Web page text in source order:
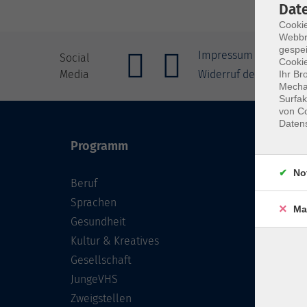
Social
Media
Impressum
Widerruf der Buchung
Programm
Beruf
Sprachen
Gesundheit
Kultur & Kreatives
Gesellschaft
JungeVHS
Zweigstellen
FAQ
Ihr
von